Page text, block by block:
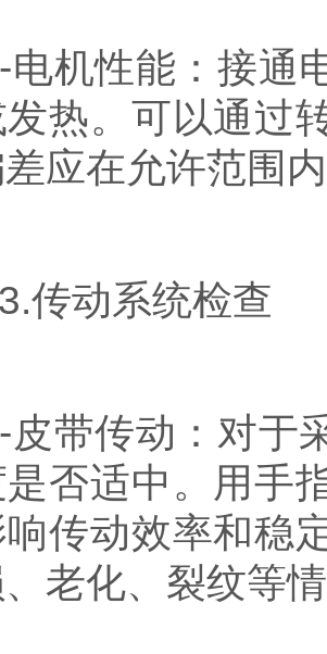
性能：接通电
热。可以通过
应在允许范围
动系统检查
传动：对于采
否适中。用手
传动效率和稳
老化、裂纹等